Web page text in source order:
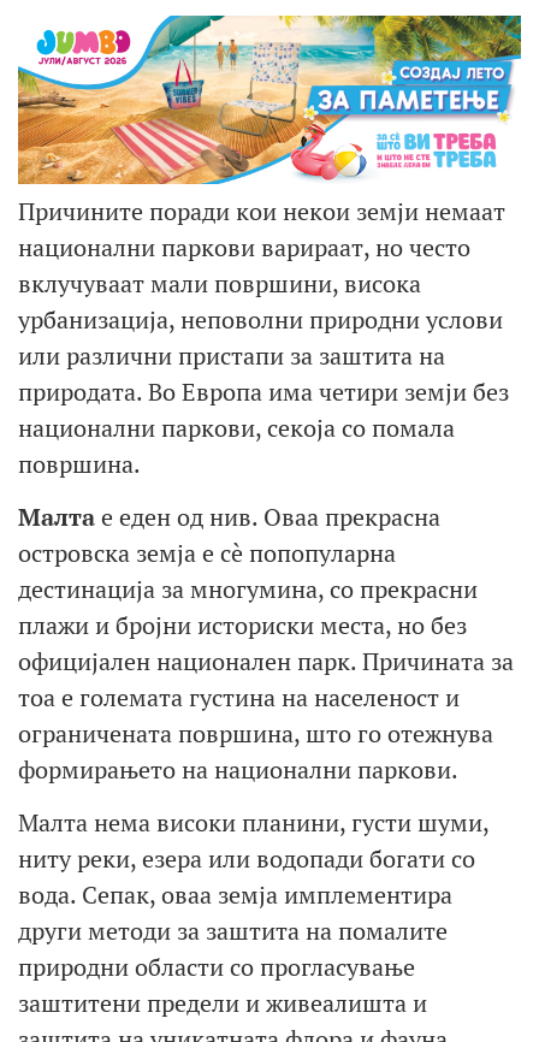
Причините поради кои некои земји немаат
национални паркови варираат, но често
вклучуваат мали површини, висока
урбанизација, неповолни природни услови
или различни пристапи за заштита на
природата. Во Европа има четири земји без
национални паркови, секоја со помала
површина.
Малтае еден од нив. Оваа прекрасна
островска земја е сè попопуларна
дестинација за многумина, со прекрасни
плажи и бројни историски места, но без
официјален национален парк. Причината за
тоа е големата густина на населеност и
ограничената површина, што го отежнува
формирањето на национални паркови.
Малта нема високи планини, густи шуми,
ниту реки, езера или водопади богати со
вода. Сепак, оваа земја имплементира
други методи за заштита на помалите
природни области со прогласување
заштитени предели и живеалишта и